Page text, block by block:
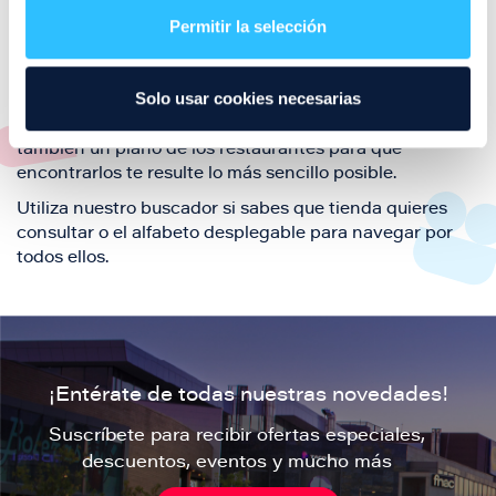
Permitir la selección
Solo usar cookies necesarias
también de nuestra oferta de ocio y shopping durante
podrás encontrar toda la información necesaria de
cada una de nuestras marcas. Sus datos de contacto y
también un plano de los restaurantes para que
encontrarlos te resulte lo más sencillo posible.
Utiliza nuestro buscador si sabes que tienda quieres
consultar o el alfabeto desplegable para navegar por
todos ellos.
¡Entérate de todas nuestras novedades!
Suscríbete para recibir ofertas especiales,
descuentos, eventos y mucho más